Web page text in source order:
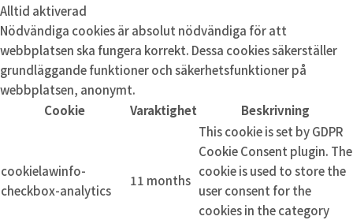
Alltid aktiverad
Nödvändiga cookies är absolut nödvändiga för att
webbplatsen ska fungera korrekt. Dessa cookies säkerställer
grundläggande funktioner och säkerhetsfunktioner på
webbplatsen, anonymt.
Cookie
Varaktighet Beskrivning
cookielawinfo-
checkbox-analytics
11 months
This cookie is set by GDPR
Cookie Consent plugin. The
cookie is used to store the
user consent for the
cookies in the category